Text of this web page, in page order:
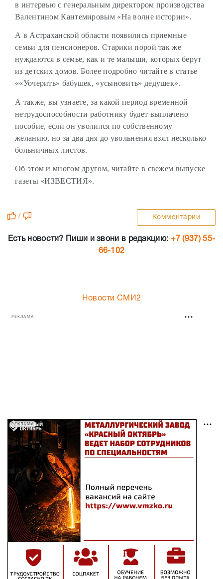
в интервью с генеральным директором производства
Валентином Кантемировым «На волне истории».
А в Астраханской области появились приемные
семьи для пенсионеров. Старики порой так же
нуждаются в семье, как и те малыши, которых берут
из детских домов. Более подробно читайте в статье
««Уочерить» бабушек, «усыновить» дедушек».
А также, вы узнаете, за какой период временной
нетрудоспособности работнику будет выплачено
пособие, если он уволился по собственному
желанию, но за два дня до увольнения взял несколько
больничных листов.
Об этом и многом другом, читайте в свежем выпуске
газеты «ИЗВЕСТИЯ».
/ Комментарии
Есть новости? Пиши и звони в редакцию: +7 (937) 55-
66-102
Новости СМИ2
РЕКЛАМА
РЕКЛАМА